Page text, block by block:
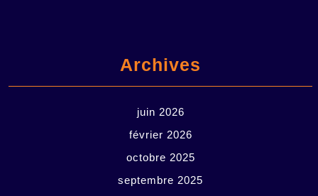
Archives
juin 2026
février 2026
octobre 2025
septembre 2025